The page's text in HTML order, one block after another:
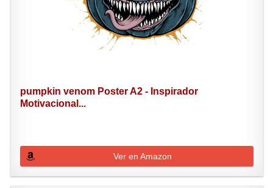
pumpkin venom Poster A2 - Inspirador
Motivacional...
Ver en Amazon